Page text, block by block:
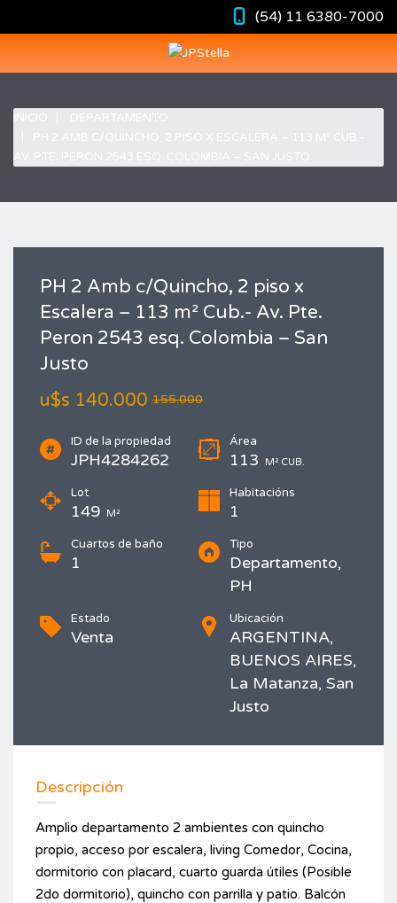
(54) 11 6380-7000
PH 2 Amb c/Quincho, 2 piso x
Escalera – 113 m² Cub.- Av. Pte.
Peron 2543 esq. Colombia – San
Justo
u$s 140.000 155.000
ID de la propiedad
JPH4284262
Área
113 M² CUB.
Lot
149 M²
Habitacións
1
Cuartos de baño
1
Tipo
Departamento,
PH
Estado
Venta
Ubicación
ARGENTINA,
BUENOS AIRES,
La Matanza, San
Justo
Descripción
Amplio departamento 2 ambientes con quincho
propio, acceso por escalera, living Comedor, Cocina,
dormitorio con placard, cuarto guarda útiles (Posible
2do dormitorio), quincho con parrilla y patio. Balcón